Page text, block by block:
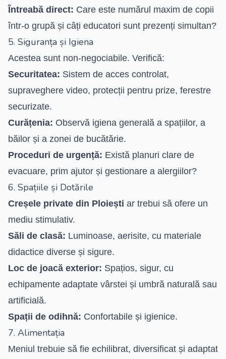
Întreabă direct: Care este numărul maxim de copii
într-o grupă și câți educatori sunt prezenți simultan?
5. Siguranța și Igiena
Acestea sunt non-negociabile. Verifică:
Securitatea: Sistem de acces controlat,
supraveghere video, protecții pentru prize, ferestre
securizate.
Curățenia: Observă igiena generală a spațiilor, a
băilor și a zonei de bucătărie.
Proceduri de urgență: Există planuri clare de
evacuare, prim ajutor și gestionare a alergiilor?
6. Spațiile și Dotările
Creșele private din Ploiești ar trebui să ofere un
mediu stimulativ.
Săli de clasă: Luminoase, aerisite, cu materiale
didactice diverse și sigure.
Loc de joacă exterior: Spațios, sigur, cu
echipamente adaptate vârstei și umbră naturală sau
artificială.
Spații de odihnă: Confortabile și igienice.
7. Alimentația
Meniul trebuie să fie echilibrat, diversificat și adaptat